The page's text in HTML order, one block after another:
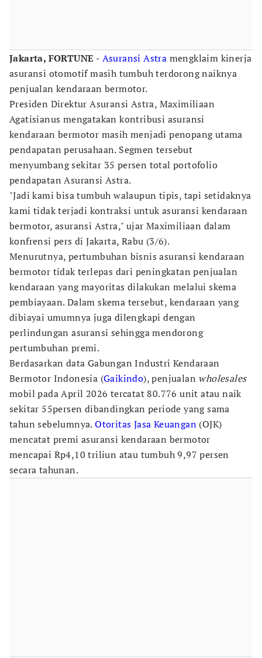
Jakarta, FORTUNE - Asuransi Astra mengklaim kinerja
asuransi otomotif masih tumbuh terdorong naiknya
penjualan kendaraan bermotor.
Presiden Direktur Asuransi Astra, Maximiliaan
Agatisianus mengatakan kontribusi asuransi
kendaraan bermotor masih menjadi penopang utama
pendapatan perusahaan. Segmen tersebut
menyumbang sekitar 35 persen total portofolio
pendapatan Asuransi Astra.
"Jadi kami bisa tumbuh walaupun tipis, tapi setidaknya
kami tidak terjadi kontraksi untuk asuransi kendaraan
bermotor, asuransi Astra," ujar Maximiliaan dalam
konfrensi pers di Jakarta, Rabu (3/6).
Menurutnya, pertumbuhan bisnis asuransi kendaraan
bermotor tidak terlepas dari peningkatan penjualan
kendaraan yang mayoritas dilakukan melalui skema
pembiayaan. Dalam skema tersebut, kendaraan yang
dibiayai umumnya juga dilengkapi dengan
perlindungan asuransi sehingga mendorong
pertumbuhan premi.
Berdasarkan data Gabungan Industri Kendaraan
Bermotor Indonesia (Gaikindo), penjualan wholesales
mobil pada April 2026 tercatat 80.776 unit atau naik
sekitar 55persen dibandingkan periode yang sama
tahun sebelumnya.Otoritas Jasa Keuangan (OJK)
mencatat premi asuransi kendaraan bermotor
mencapai Rp4,10 triliun atau tumbuh 9,97 persen
secara tahunan.